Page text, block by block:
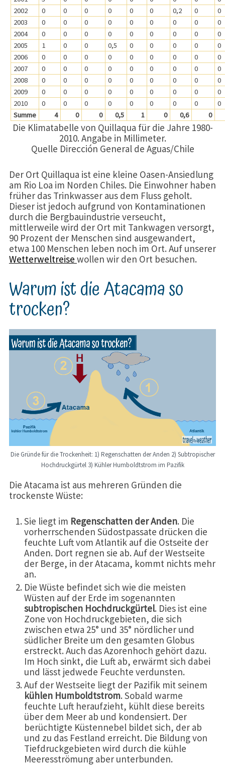
2002
0 0 0 0 0 0 0,2 0
0
2003
0 0 0 0 0 0 0 0
0
2004
0 0 0 0 0 0 0 0
0
2005
1 0 0 0,5 0 0 0 0
0
2006
0 0 0 0 0 0 0 0
0
2007
0 0 0 0 0 0 0 0
0
2008
0 0 0 0 0 0 0 0
0
2009
0 0 0 0 0 0 0 0
0
2010
0 0 0 0 0 0 0 0
0
Summe
4 0 0 0,5 1 0 0,6 0
Die Klimatabelle von Quillaqua für die Jahre 1980-
2010. Angabe in Millimeter.
Quelle Dirección General de Aguas/Chile
Der Ort Quillaqua ist eine kleine Oasen-Ansiedlung
am Rio Loa im Norden Chiles. Die Einwohner haben
früher das Trinkwasser aus dem Fluss geholt.
Dieser ist jedoch aufgrund von Kontaminationen
durch die Bergbauindustrie verseucht,
mittlerweile wird der Ort mit Tankwagen versorgt,
90 Prozent der Menschen sind ausgewandert,
etwa 100 Menschen leben noch im Ort. Auf unserer
Wetterweltreise wollen wir den Ort besuchen.
Warum ist die Atacama so
trocken?
Die Gründe für die Trockenheit: 1) Regenschatten der Anden 2) Subtropischer
Hochdruckgürtel 3) Kühler Humboldtstrom im Pazifik
Die Atacama ist aus mehreren Gründen die
trockenste Wüste:
Sie liegt im Regenschatten der Anden. Die
vorherrschenden Südostpassate drücken die
feuchte Luft vom Atlantik auf die Ostseite der
Anden. Dort regnen sie ab. Auf der Westseite
der Berge, in der Atacama, kommt nichts mehr
an.
Die Wüste befindet sich wie die meisten
Wüsten auf der Erde im sogenannten
subtropischen Hochdruckgürtel. Dies ist eine
Zone von Hochdruckgebieten, die sich
zwischen etwa 25° und 35° nördlicher und
südlicher Breite um den gesamten Globus
erstreckt. Auch das Azorenhoch gehört dazu.
Im Hoch sinkt, die Luft ab, erwärmt sich dabei
und lässt jedwede Feuchte verdunsten.
Auf der Westseite liegt der Pazifik mit seinem
kühlen Humboldtstrom. Sobald warme
feuchte Luft heraufzieht, kühlt diese bereits
über dem Meer ab und kondensiert. Der
berüchtigte Küstennebel bildet sich, der ab
und zu das Festland erreicht. Die Bildung von
Tiefdruckgebieten wird durch die kühle
Meeresströmung aber unterbunden.